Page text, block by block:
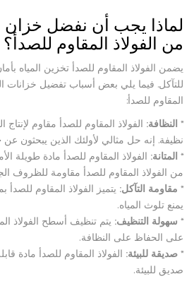
لماذا يجب أن نفضل خزان
من الفولاذ المقاوم للصدأ؟
يضمن الفولاذ المقاوم للصدأ تخزين المياه
للتآكل. فيما يلي بعض أسباب تفضيل خزانات
المقاوم للصدأ:
* النظافة: الفولاذ المقاوم للصدأ مقاوم لإنتاج
نظيفة. إنه حل مثالي لأولئك الذين يبحثون عن
* المتانة: الفولاذ المقاوم للصدأ مادة طويلة
من الفولاذ المقاوم للصدأ مقاومة للظروف
* مقاومة التآكل: يتميز الفولاذ المقاوم للصدأ
يمنع تلوث المياه.
* سهولة التنظيف: يتم تنظيف أسطح الفولاذ
على الحفاظ على النظافة.
* صديقة للبيئة: الفولاذ المقاوم للصدأ مادة
صديق للبيئة.